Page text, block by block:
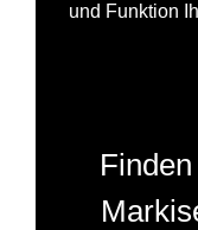
und Funktion